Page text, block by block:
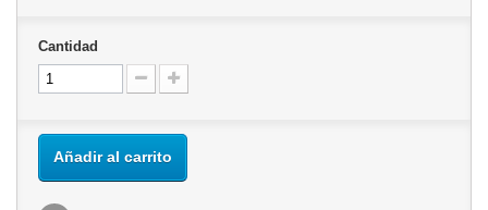
Cantidad
Añadir al carrito